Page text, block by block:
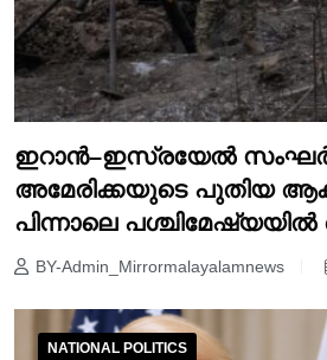
ഇറാൻ–ഇസ്രയേൽ
അമേരിക്കയുടെ പുതിയ
പിന്നാലെ
BY-Admin_Mirrormalayalamnews
NATIONAL POLITICS